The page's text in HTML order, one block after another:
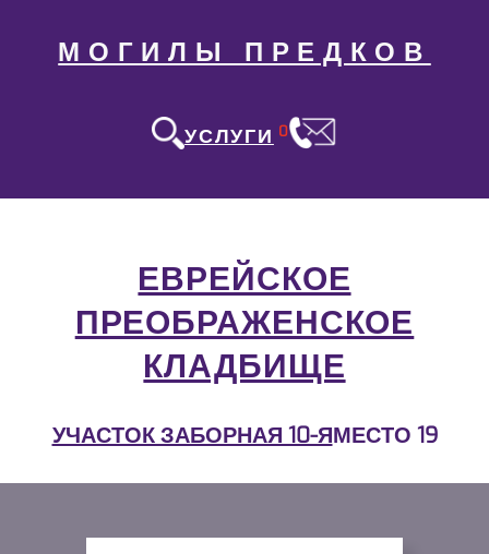
МОГИЛЫ ПРЕДКОВ
УСЛУГИ 0
ЕВРЕЙСКОЕ
ПРЕОБРАЖЕНСКОЕ
КЛАДБИЩЕ
УЧАСТОК ЗАБОРНАЯ 10-ЯМЕСТО 19